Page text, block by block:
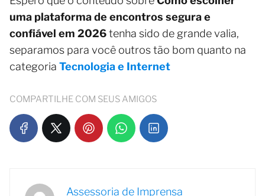
uma plataforma de encontros segura e
confiável em 2026tenha sido de grande valia,
separamos para você outros tão bom quanto na
categoria Tecnologia e Internet
COMPARTILHE COM SEUS AMIGOS
Assessoria de Imprensa